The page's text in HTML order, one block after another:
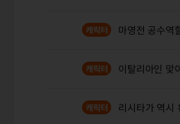
마영전 공수역
이탈리아인 맞
리시타가 역시